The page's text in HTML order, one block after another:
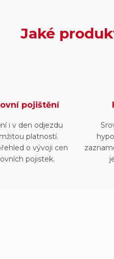
Jaké
pojištění
i v den odjezdu
platností.
o vývoji cen
pojistek.